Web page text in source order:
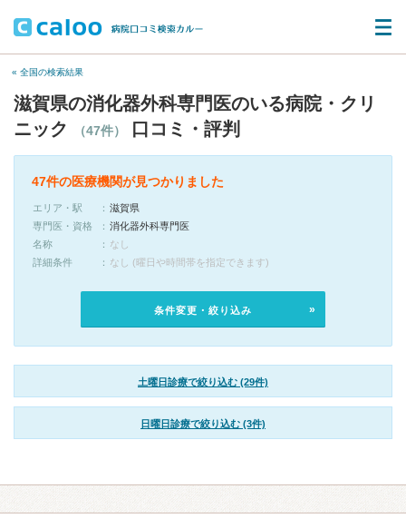
« 全国の検索結果
滋賀県の消化器外科専門医のいる病院・クリ
ニック
（47件） 口コミ・評判
47件の医療機関が見つかりました
エリア・駅
滋賀県
専門医・資格
消化器外科専門医
名称
なし
詳細条件
なし (曜日や時間帯を指定できます)
条件変更・絞り込み
土曜日診療で絞り込む (29件)
日曜日診療で絞り込む (3件)